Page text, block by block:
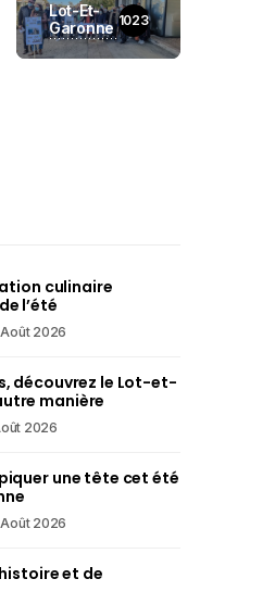
Lot-Et-
Garonne 1023
culinaire
l’été
2026
découvrez le Lot-et-
manière
2026
une tête cet été
2026
et de